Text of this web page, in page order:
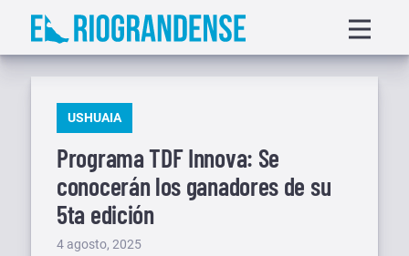
Saltar
menu
PUBLICADO
USHUAIA
Programa TDF Innova: Se
conocerán los ganadores de su
5ta edición
Publicado
4 agosto, 2025